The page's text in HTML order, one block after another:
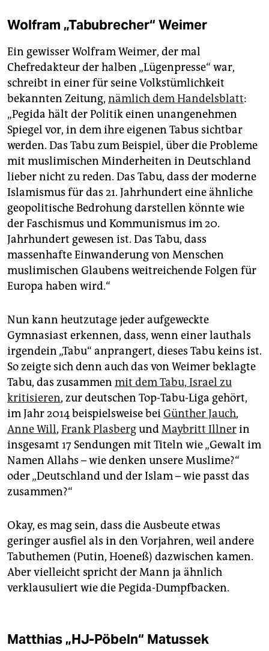
Wolfram „Tabubrecher“ Weimer
Ein gewisser Wolfram Weimer, der mal
Chefredakteur der halben „Lügenpresse“ war,
schreibt in einer für seine Volkstümlichkeit
bekannten Zeitung, nämlich dem Handelsblatt:
„Pegida hält der Politik einen unangenehmen
Spiegel vor, in dem ihre eigenen Tabus sichtbar
werden. Das Tabu zum Beispiel, über die Probleme
mit muslimischen Minderheiten in Deutschland
lieber nicht zu reden. Das Tabu, dass der moderne
Islamismus für das 21. Jahrhundert eine ähnliche
geopolitische Bedrohung darstellen könnte wie
der Faschismus und Kommunismus im 20.
Jahrhundert gewesen ist. Das Tabu, dass
massenhafte Einwanderung von Menschen
muslimischen Glaubens weitreichende Folgen für
Europa haben wird.“
Nun kann heutzutage jeder aufgeweckte
Gymnasiast erkennen, dass, wenn einer lauthals
irgendein „Tabu“ anprangert, dieses Tabu keins ist.
So zeigte sich denn auch das von Weimer beklagte
Tabu, das zusammen mit dem Tabu, Israel zu
kritisieren, zur deutschen Top-Tabu-Liga gehört,
im Jahr 2014 beispielsweise beiGünther Jauch,
Anne Will, Frank PlasbergundMaybritt Illnerin
insgesamt 17 Sendungen mit Titeln wie „Gewalt im
Namen Allahs – wie denken unsere Muslime?“
oder „Deutschland und der Islam – wie passt das
zusammen?“
Okay, es mag sein, dass die Ausbeute etwas
geringer ausfiel als in den Vorjahren, weil andere
Tabuthemen (Putin, Hoeneß) dazwischen kamen.
Aber vielleicht spricht der Mann ja ähnlich
verklausuliert wie die Pegida-Dumpfbacken.
Matthias „HJ-Pöbeln“ Matussek